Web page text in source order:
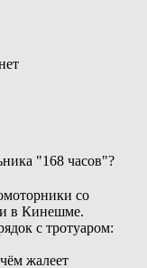
"168 часов"?
со
в Кинешме.
с тротуаром:
жалеет